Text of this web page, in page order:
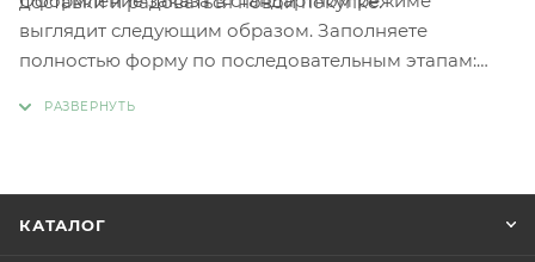
выглядит следующим образом. Заполняете
полностью форму по последовательным этапам:
КАТАЛОГ